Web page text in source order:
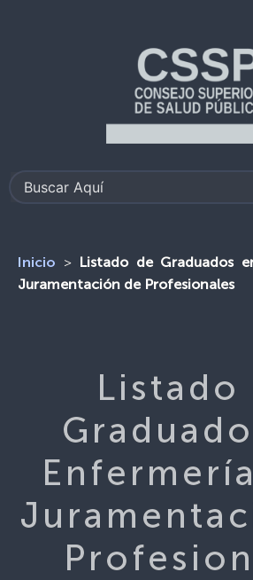
Inicio > Listado de Graduados
Juramentación de Profesionales
Listado